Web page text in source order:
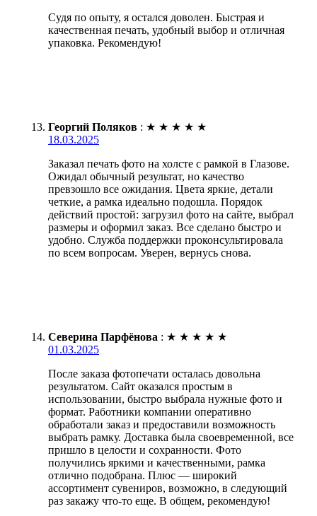
Судя по опыту, я остался доволен. Быстрая и
качественная печать, удобный выбор и отличная
упаковка. Рекомендую!
Георгий Поляков : ★ ★ ★ ★ ★
18.03.2025
Заказал печать фото на холсте с рамкой в Глазове.
Ожидал обычный результат, но качество
превзошло все ожидания. Цвета яркие, детали
четкие, а рамка идеально подошла. Порядок
действий простой: загрузил фото на сайте, выбрал
размеры и оформил заказ. Все сделано быстро и
удобно. Служба поддержки проконсультировала
по всем вопросам. Уверен, вернусь снова.
Северина Парфёнова : ★ ★ ★ ★ ★
01.03.2025
После заказа фотопечати осталась довольна
результатом. Сайт оказался простым в
использовании, быстро выбрала нужные фото и
формат. Работники компании оперативно
обработали заказ и предоставили возможность
выбрать рамку. Доставка была своевременной, все
пришло в целости и сохранности. Фото
получились яркими и качественными, рамка
отлично подобрана. Плюс — широкий
ассортимент сувениров, возможно, в следующий
раз закажу что-то еще. В общем, рекомендую!